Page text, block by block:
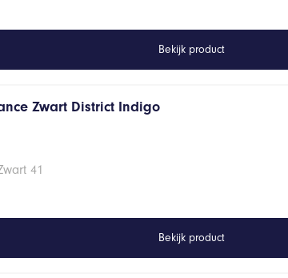
Bekijk product
Zwart District Indigo
41
Bekijk product